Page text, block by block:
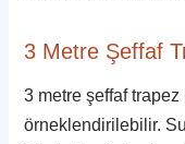
3 Metre Şeffaf
3 metre şeffaf
örneklendirilebilir.